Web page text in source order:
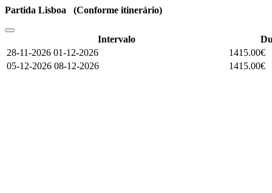
Partida Lisboa (Conforme itinerário)
Intervalo
28-11-2026 01-12-2026
1415.00€
05-12-2026 08-12-2026
1415.00€